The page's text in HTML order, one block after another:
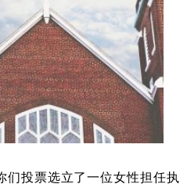
们投票选立了一位女性担任执